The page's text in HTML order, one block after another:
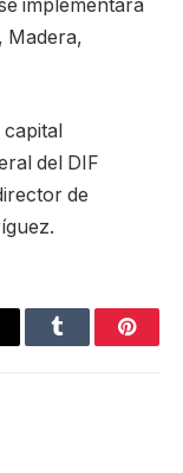
implementará
Madera,
del DIF
de
Tumblr